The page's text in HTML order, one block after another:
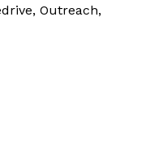
Outreach,